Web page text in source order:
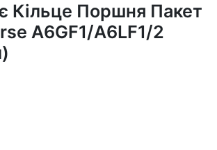
Кільце Поршня Пакет
A6GF1/A6LF1/2